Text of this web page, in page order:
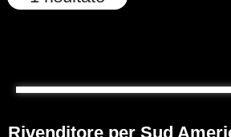
Rivenditore per Sud